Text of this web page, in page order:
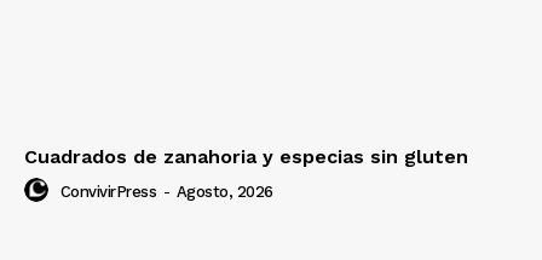
Cuadrados de zanahoria y especias sin gluten
ConvivirPress - Agosto, 2026